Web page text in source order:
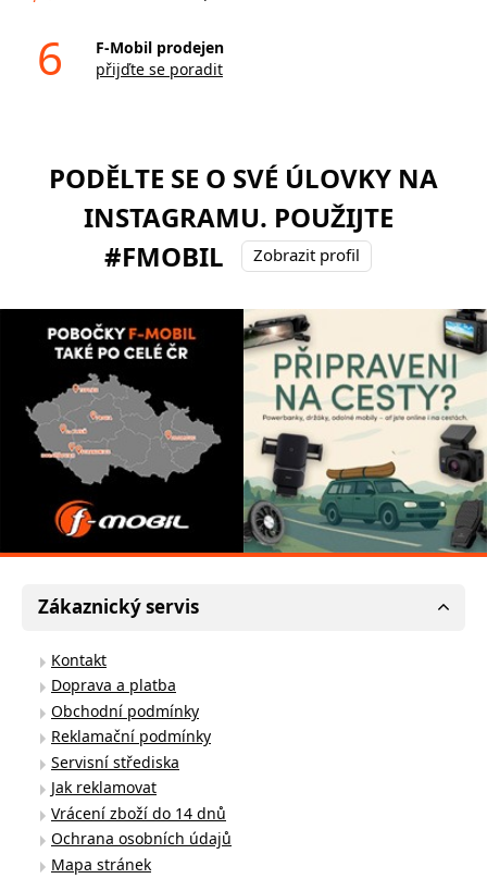
6
F-Mobil prodejen
přijďte se poradit
PODĚLTE SE O SVÉ ÚLOVKY NA
INSTAGRAMU. POUŽIJTE
#FMOBIL
Zobrazit profil
Zákaznický servis
Kontakt
Doprava a platba
Obchodní podmínky
Reklamační podmínky
Servisní střediska
Jak reklamovat
Vrácení zboží do 14 dnů
Ochrana osobních údajů
Mapa stránek